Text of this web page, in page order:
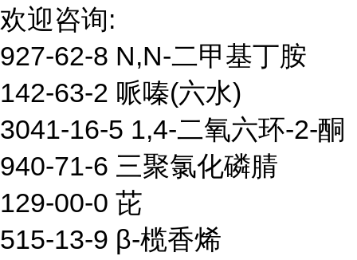
欢迎咨询:
927-62-8 N,N-二甲基丁胺
142-63-2 哌嗪(六水)
3041-16-5 1,4-二氧六环-2-酮
940-71-6 三聚氯化磷腈
129-00-0 芘
515-13-9 β-榄香烯